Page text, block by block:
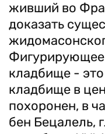
живший во
доказать
Фигурирующее
кладбище -
кладбище в
похоронен, в
бен Бецалель,